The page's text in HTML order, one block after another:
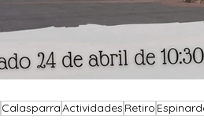
CalasparraActividades Retiro